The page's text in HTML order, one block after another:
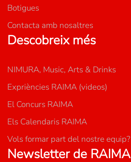
Botigues
Contacta amb nosaltres
Descobreix més
NIMURA, Music, Arts & Drinks
Expriències RAIMA (videos)
El Concurs RAIMA
Els Calendaris RAIMA
Vols formar part del nostre equip?
Newsletter de RAIMA